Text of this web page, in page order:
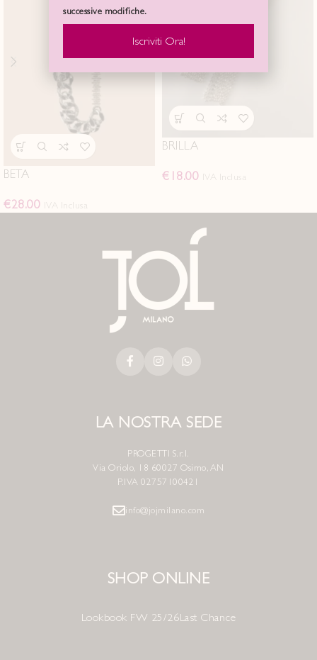
BETA
€28.00
BRILLA
€ 18.00
LA NOSTRA SEDE
PROGETTI S.r.l.
Via Oriolo, 18 60027 Osimo, AN
P.IVA 02757100421
info@jojmilano.com
SHOP ONLINE
Lookbook FW 25/26Last Chance
successive modifiche.
Iscriviti Ora!